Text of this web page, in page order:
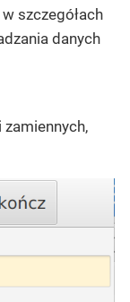
szczegółach
danych